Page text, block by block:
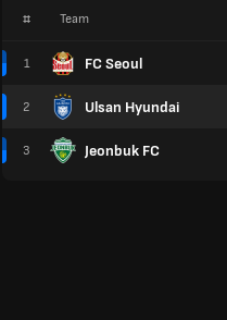
# Team
1 FC Seoul
2 Ulsan Hyundai
3 Jeonbuk FC